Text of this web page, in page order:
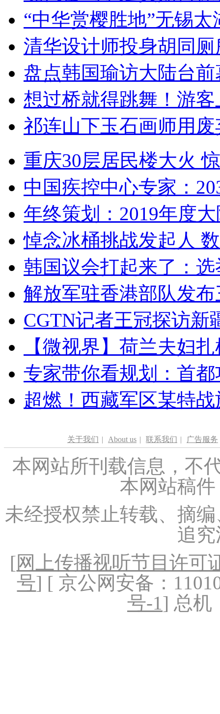
“中华赏樱胜地”无锡
清华设计师投身胡同
盘点韩国瑜访大陆台
想过桥就得跳舞！游客
祁连山下玉石画师用
重庆30层居民楼大火
中国疾控中心专家：
年终策划：2019年度
悼念冰桶挑战发起人
韩国议会打起来了：
解放军驻香港部队发
CGTN记者王冠探访新
【微视界】荷兰夫妇
专家带你看规划：首
超燃！西藏军区某特
关于我们 | About us | 联系我们 | 广告服务
本网站所刊载信息，不
本网站稿
未经授权禁止转载、摘
追
[网上传播视听节目许可
号] [ 京公网安备：
号-1] 总机